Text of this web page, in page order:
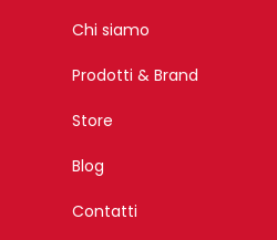
Chi siamo
Prodotti & Brand
Store
Blog
Contatti